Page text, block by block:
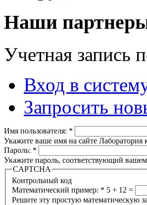
Наши
Учетная запись
Вход в
Запросить
Имя пользователя: *
Укажите ваше имя на сайте Лаборатория
Пароль: *
Укажите пароль, соответствующий
CAPTCHA
Контрольный код
Математический пример: * 5 + 12 =
Решите эту простую математическую